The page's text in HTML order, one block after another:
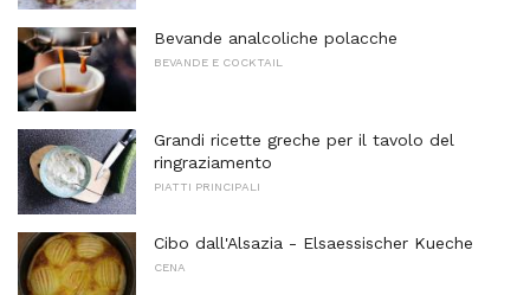
Bevande analcoliche polacche
BEVANDE E COCKTAIL
Grandi ricette greche per il tavolo del
ringraziamento
PIATTI PRINCIPALI
Cibo dall'Alsazia - Elsaessischer Kueche
CENA